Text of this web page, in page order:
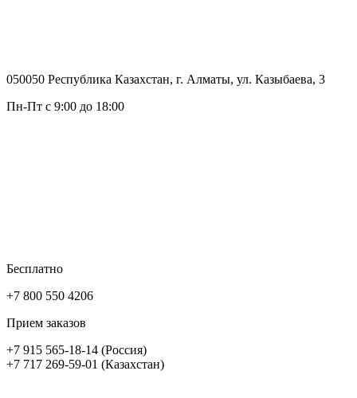
050050 Республика Казахстан, г. Алматы, ул. Казыбаева, 3
Пн-Пт с 9:00 до 18:00
Бесплатно
+7 800 550 4206
Прием заказов
+7 915 565-18-14 (Россия)
+7 717 269-59-01 (Казахстан)